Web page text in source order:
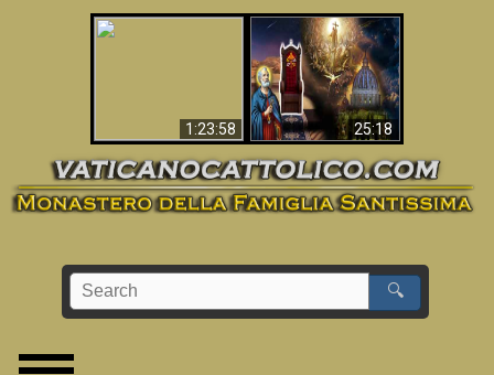
1:23:58 25:18
La Bibbia ha previsto
70 anni senza Papa?
🔍